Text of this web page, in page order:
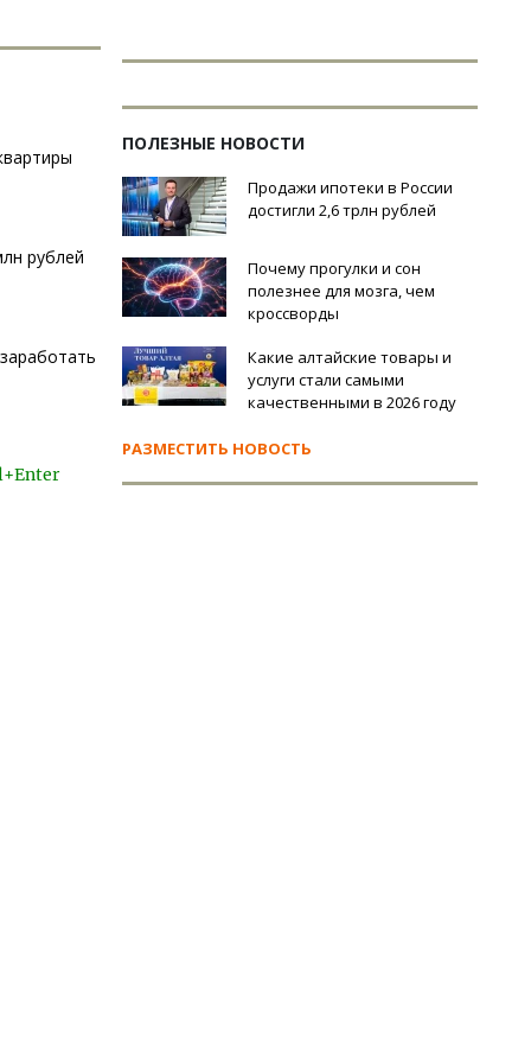
рублей
ПОЛЕЗНЫЕ НОВОСТИ
Продажи ипотеки в России
достигли 2,6 трлн рублей
Почему прогулки и сон
полезнее для мозга, чем
кроссворды
Какие алтайские товары и
услуги стали самыми
качественными в 2026 году
РАЗМЕСТИТЬ НОВОСТЬ